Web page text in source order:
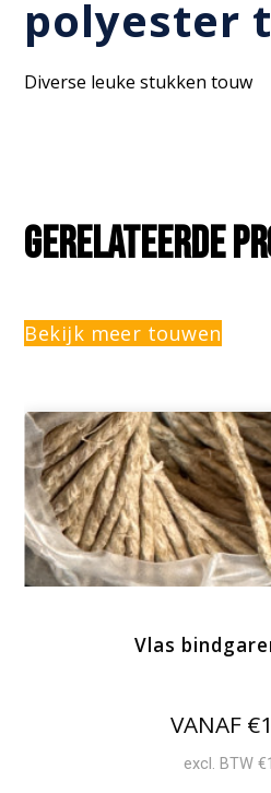
polyester
Diverse leuke stukken touw
Gerelateerde
Bekijk meer touwen
Vlas
VANAF
excl. BTW